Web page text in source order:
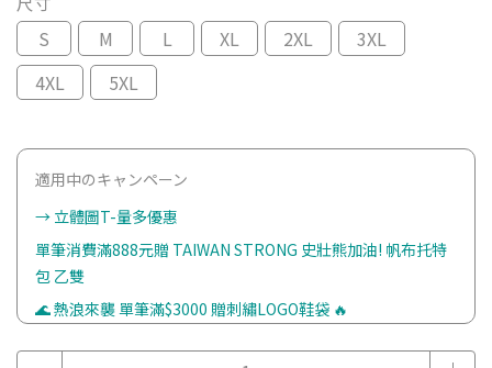
S
M L XL 2XL
3XL
4XL
5XL
適用中のキャンペーン
→ 立體圖T-量多優惠
單筆消費滿888元贈 TAIWAN STRONG 史壯熊加油! 帆布托特
包 乙雙
🌊 熱浪來襲 單筆滿$3000 贈刺繡LOGO鞋袋 🔥